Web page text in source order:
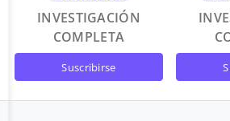
INVESTIGACIÓN
COMPLETA
suscribirse